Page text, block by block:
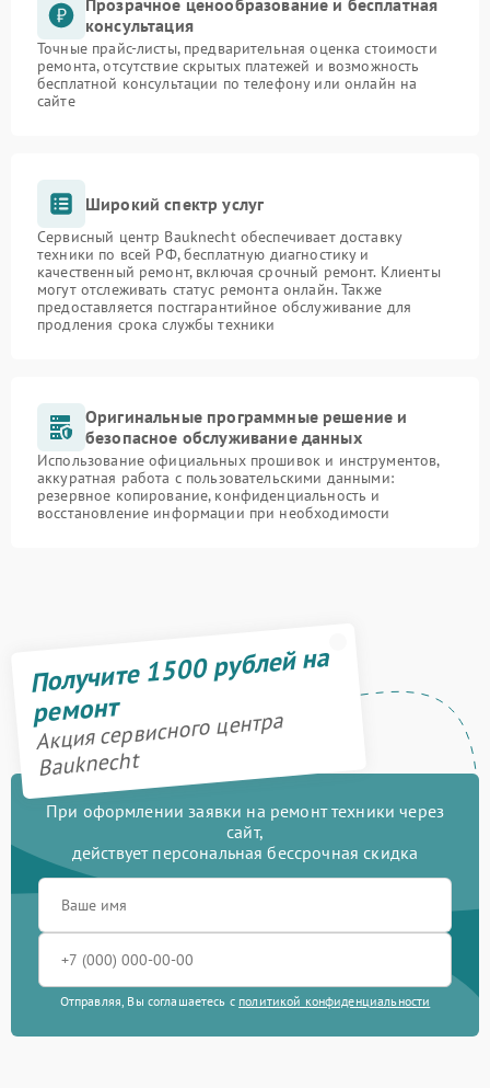
Прозрачное ценообразование и бесплатная
консультация
Точные прайс-листы, предварительная оценка стоимости
ремонта, отсутствие скрытых платежей и возможность
бесплатной консультации по телефону или онлайн на
сайте
Широкий спектр услуг
Сервисный центр Bauknecht обеспечивает доставку
техники по всей РФ, бесплатную диагностику и
качественный ремонт, включая срочный ремонт. Клиенты
могут отслеживать статус ремонта онлайн. Также
предоставляется постгарантийное обслуживание для
продления срока службы техники
Оригинальные программные решение и
безопасное обслуживание данных
Использование официальных прошивок и инструментов,
аккуратная работа с пользовательскими данными:
резервное копирование, конфиденциальность и
восстановление информации при необходимости
Получите 1500 рублей на
ремонт
Акция сервисного центра
Bauknecht
При оформлении заявки на ремонт техники через
сайт,
действует персональная бессрочная скидка
Отправляя, Вы соглашаетесь с политикой конфиденциальности